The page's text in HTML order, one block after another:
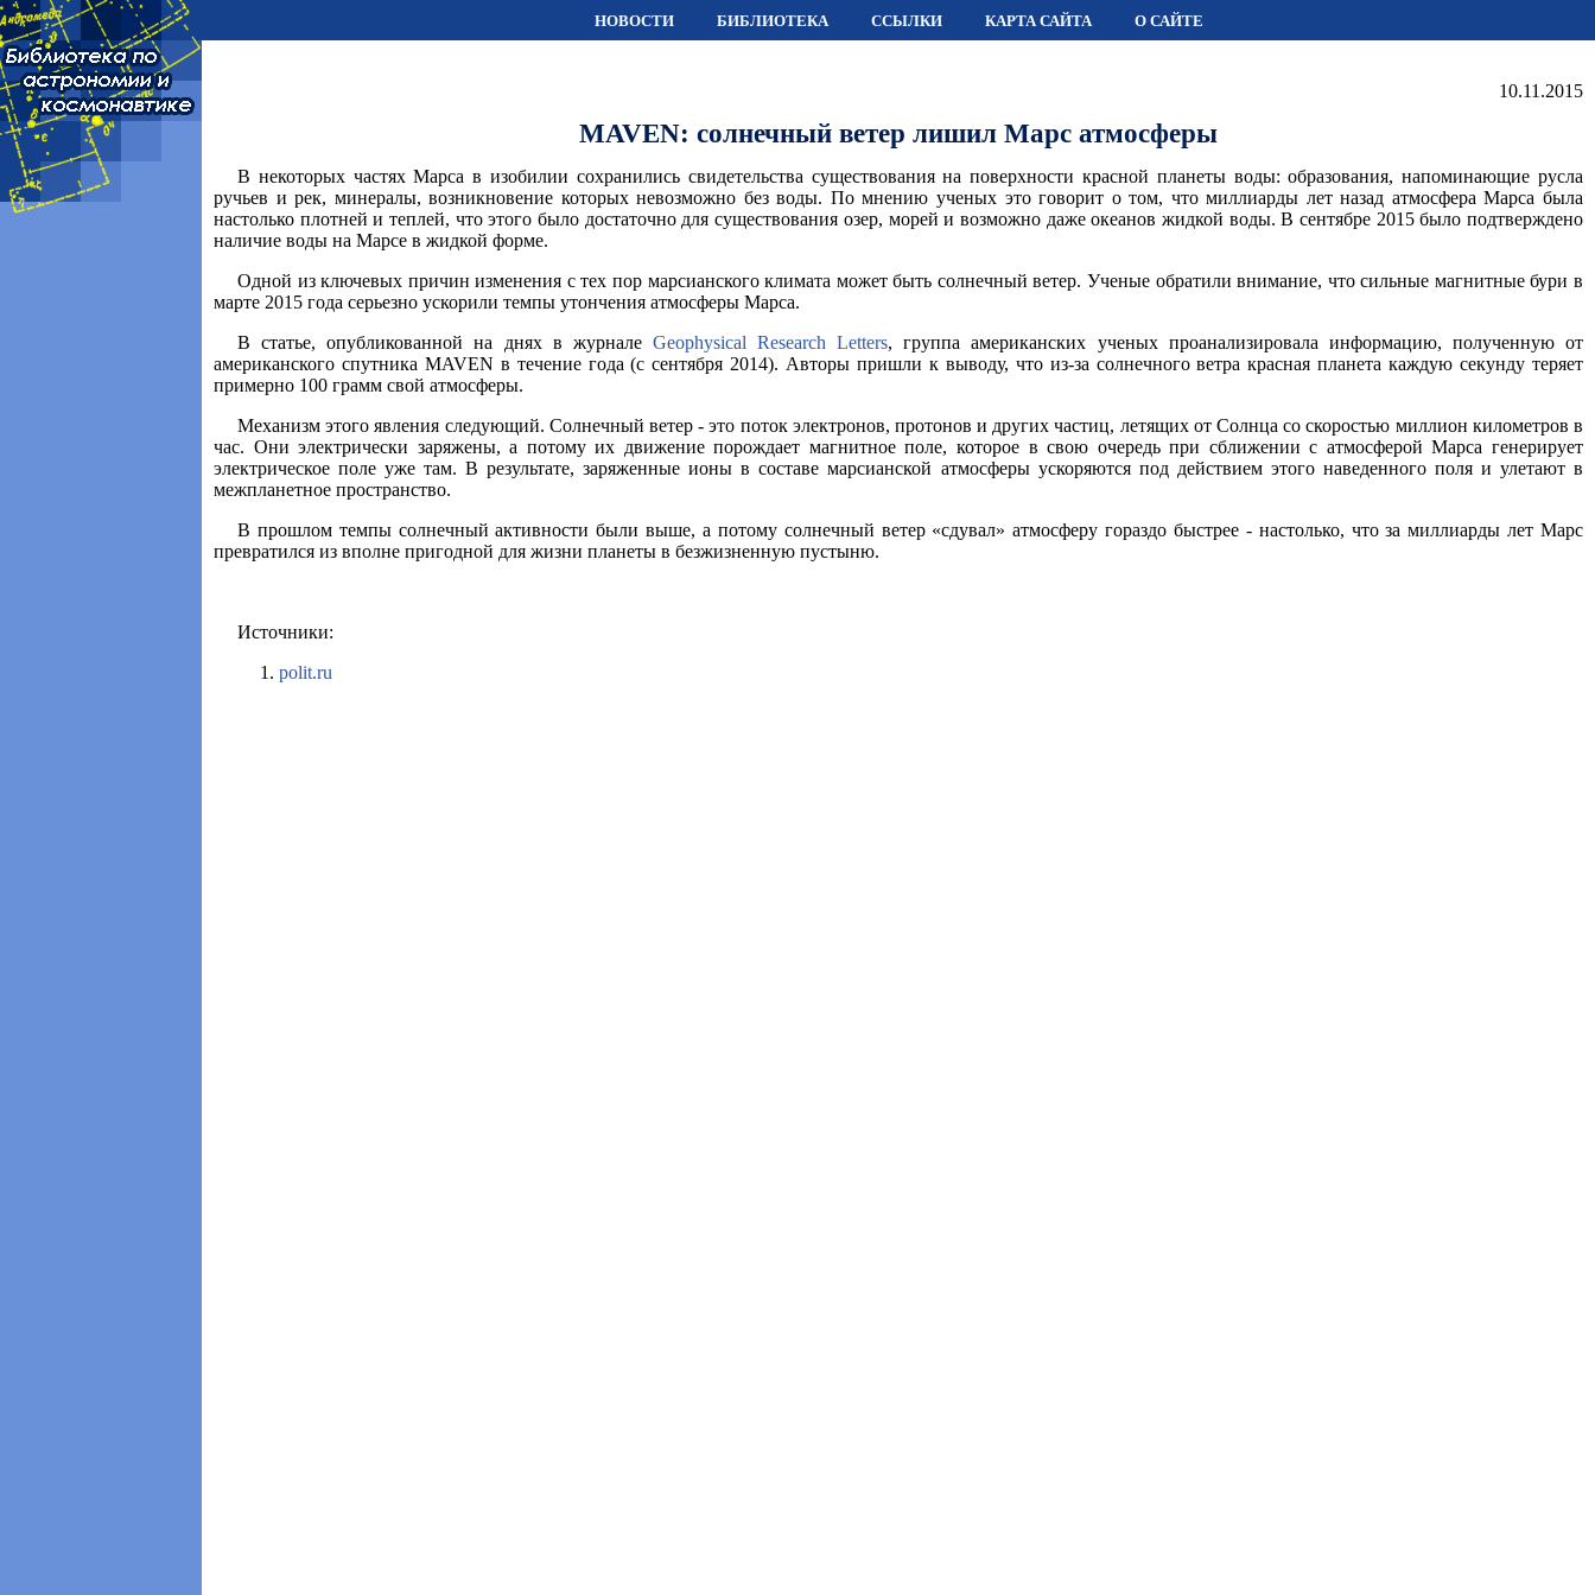
НОВОСТИ БИБЛИОТЕКА ССЫЛКИ КАРТА САЙТА О САЙТЕ
10.11.2015
MAVEN: солнечный ветер лишил Марс атмосферы
В некоторых частях Марса в изобилии сохранились свидетельства существования на поверхности красной планеты воды: образования, напоминающие русла
ручьев и рек, минералы, возникновение которых невозможно без воды. По мнению ученых это говорит о том, что миллиарды лет назад атмосфера Марса была
настолько плотней и теплей, что этого было достаточно для существования озер, морей и возможно даже океанов жидкой воды. В сентябре 2015 было подтверждено
наличие воды на Марсе в жидкой форме.
Одной из ключевых причин изменения с тех пор марсианского климата может быть солнечный ветер. Ученые обратили внимание, что сильные магнитные бури в
марте 2015 года серьезно ускорили темпы утончения атмосферы Марса.
В статье, опубликованной на днях в журнале Geophysical Research Letters, группа американских ученых проанализировала информацию, полученную от
американского спутника MAVEN в течение года (с сентября 2014). Авторы пришли к выводу, что из-за солнечного ветра красная планета каждую секунду теряет
примерно 100 грамм свой атмосферы.
Механизм этого явления следующий. Солнечный ветер - это поток электронов, протонов и других частиц, летящих от Солнца со скоростью миллион километров в
час. Они электрически заряжены, а потому их движение порождает магнитное поле, которое в свою очередь при сближении с атмосферой Марса генерирует
электрическое поле уже там. В результате, заряженные ионы в составе марсианской атмосферы ускоряются под действием этого наведенного поля и улетают в
межпланетное пространство.
В прошлом темпы солнечный активности были выше, а потому солнечный ветер «сдувал» атмосферу гораздо быстрее - настолько, что за миллиарды лет Марс
превратился из вполне пригодной для жизни планеты в безжизненную пустыню.
Источники:
polit.ru